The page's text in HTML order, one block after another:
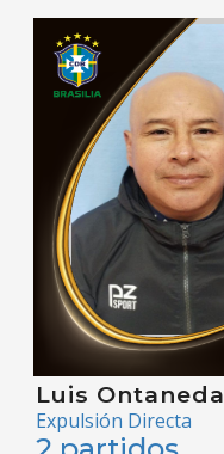
Luis Ontaneda
Expulsión Directa